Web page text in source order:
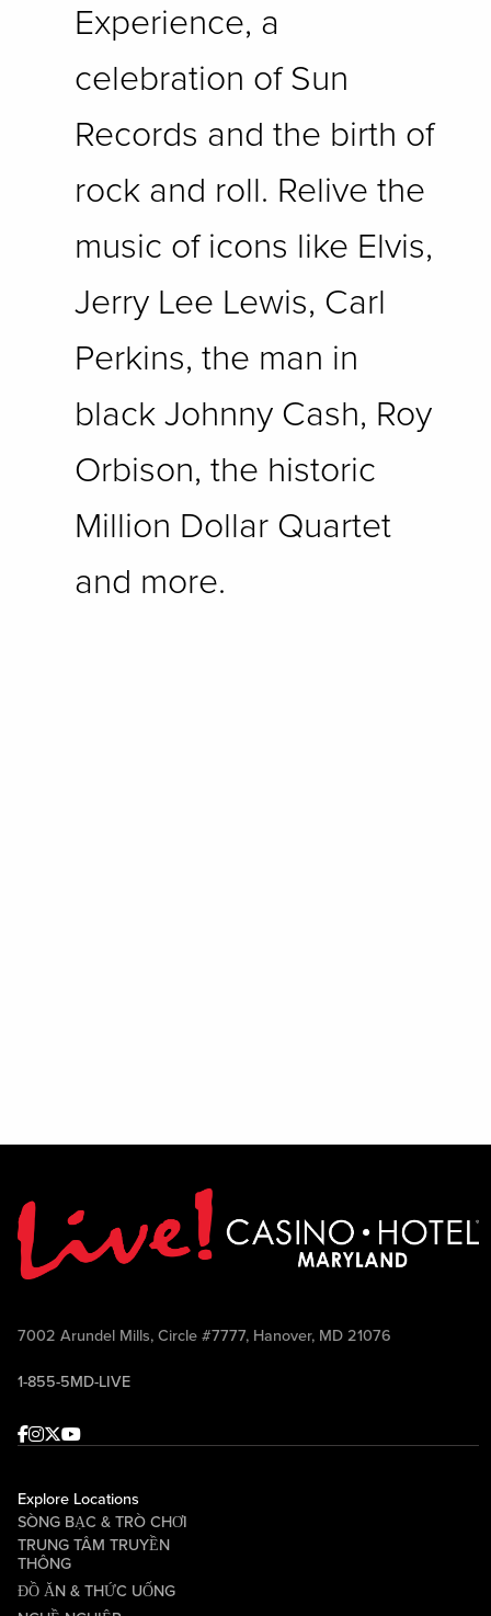
Experience, a
celebration of Sun
Records and the birth of
rock and roll. Relive the
music of icons like Elvis,
Jerry Lee Lewis, Carl
Perkins, the man in
black Johnny Cash, Roy
Orbison, the historic
Million Dollar Quartet
and more.
7002 Arundel Mills, Circle #7777, Hanover, MD 21076
1-855-5MD-LIVE
Facebook
Instagram
Twitter
Youtube
Explore Locations
SÒNG BẠC & TRÒ CHƠI
TRUNG TÂM TRUYỀN
THÔNG
ĐỒ ĂN & THỨC UỐNG